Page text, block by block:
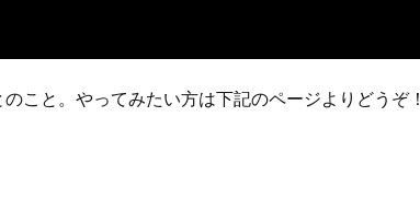
のこと。やってみたい方は下記のページよりどうぞ！